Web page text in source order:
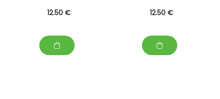
12.50 € 12.50 €